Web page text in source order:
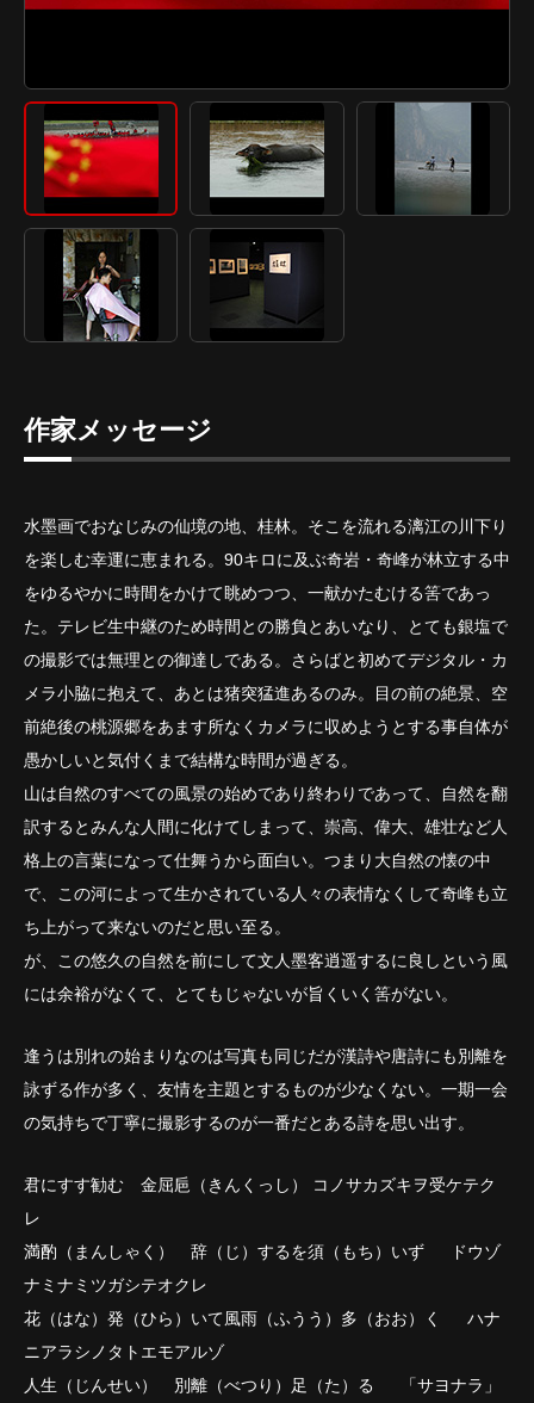
作家メッセージ
水墨画でおなじみの仙境の地、桂林。そこを流れる漓江の川下り
を楽しむ幸運に恵まれる。90キロに及ぶ奇岩・奇峰が林立する中
をゆるやかに時間をかけて眺めつつ、一献かたむける筈であっ
た。テレビ生中継のため時間との勝負とあいなり、とても銀塩で
の撮影では無理との御達しである。さらばと初めてデジタル・カ
メラ小脇に抱えて、あとは猪突猛進あるのみ。目の前の絶景、空
前絶後の桃源郷をあます所なくカメラに収めようとする事自体が
愚かしいと気付くまで結構な時間が過ぎる。
山は自然のすべての風景の始めであり終わりであって、自然を翻
訳するとみんな人間に化けてしまって、崇高、偉大、雄壮など人
格上の言葉になって仕舞うから面白い。つまり大自然の懐の中
で、この河によって生かされている人々の表情なくして奇峰も立
ち上がって来ないのだと思い至る。
が、この悠久の自然を前にして文人墨客逍遥するに良しという風
には余裕がなくて、とてもじゃないが旨くいく筈がない。
逢うは別れの始まりなのは写真も同じだが漢詩や唐詩にも別離を
詠ずる作が多く、友情を主題とするものが少なくない。一期一会
の気持ちで丁寧に撮影するのが一番だとある詩を思い出す。
君にすす勧む 金屈巵（きんくっし） コノサカズキヲ受ケテク
レ
満酌（まんしゃく） 辞（じ）するを須（もち）いず ドウゾ
ナミナミツガシテオクレ
花（はな）発（ひら）いて風雨（ふうう）多（おお）く ハナ
ニアラシノタトエモアルゾ
人生（じんせい） 別離（べつり）足（た）る 「サヨナラ」